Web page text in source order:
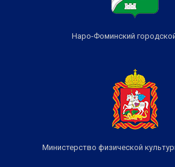
Наро-Фоминский
Министерство физической